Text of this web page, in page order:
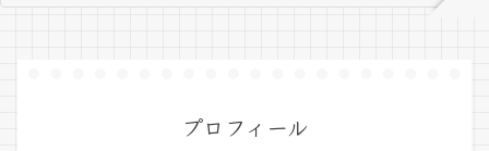
プロフィール